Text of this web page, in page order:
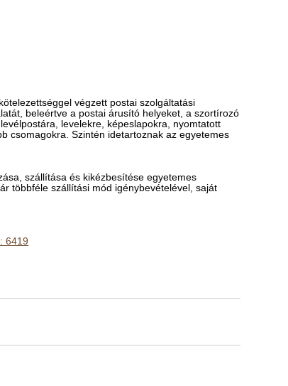
végzett postai szolgáltatási
beleértve a postai árusító helyeket, a szortírozó
levelekre, képeslapokra, nyomtatott
csomagokra. Szintén idetartoznak az egyetemes
szállítása és kikézbesítése egyetemes
többféle szállítási mód igénybevételével, saját
6419